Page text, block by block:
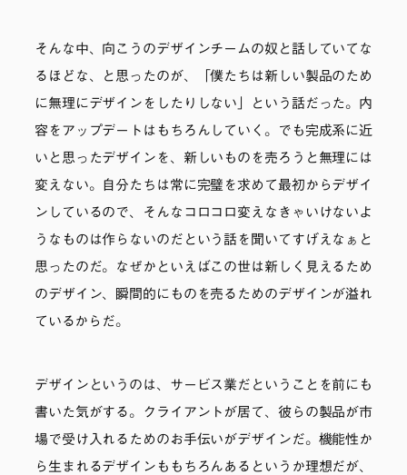
そんな中、向こうのデザインチームの奴と話していてな
るほどな、と思ったのが、「僕たちは新しい製品のため
に無理にデザインをしたりしない」という話だった。内
容をアップデートはもちろんしていく。でも完成系に近
いと思ったデザインを、新しいものを売ろうと無理には
変えない。自分たちは常に完璧を求めて最初からデザイ
ンしているので、そんなコロコロ変えなきゃいけないよ
うなものは作らないのだという話を聞いてすげえなぁと
思ったのだ。なぜかといえばこの世は新しく見えるため
のデザイン、瞬間的にものを売るためのデザインが溢れ
ているからだ。
デザインというのは、サービス業だということを前にも
書いた気がする。クライアントが居て、彼らの製品が市
場で受け入れるためのお手伝いがデザインだ。機能性か
ら生まれるデザインももちろんあるというか理想だが、